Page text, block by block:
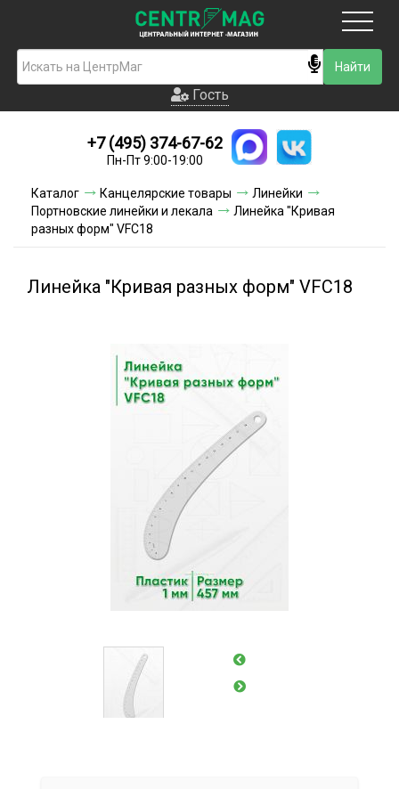
Гость
Новинки
Условия доставки
Условия оплаты
Гость
+7 (495) 374-67-62
Пн-Пт 9:00-19:00
Каталог Канцелярские товары
Линейки
Портновские линейки и лекала
Линейка "Кривая
разных форм" VFC18
Линейка "Кривая разных форм" VFC18